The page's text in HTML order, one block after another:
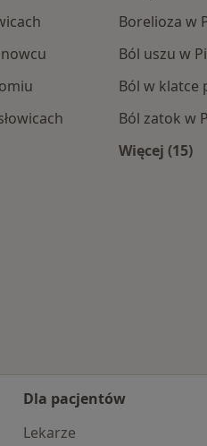
Borelioza w
Ból uszu w
Ból w klatce
Ból zatok w
Więcej (15)
Dla pacjentów
Lekarze